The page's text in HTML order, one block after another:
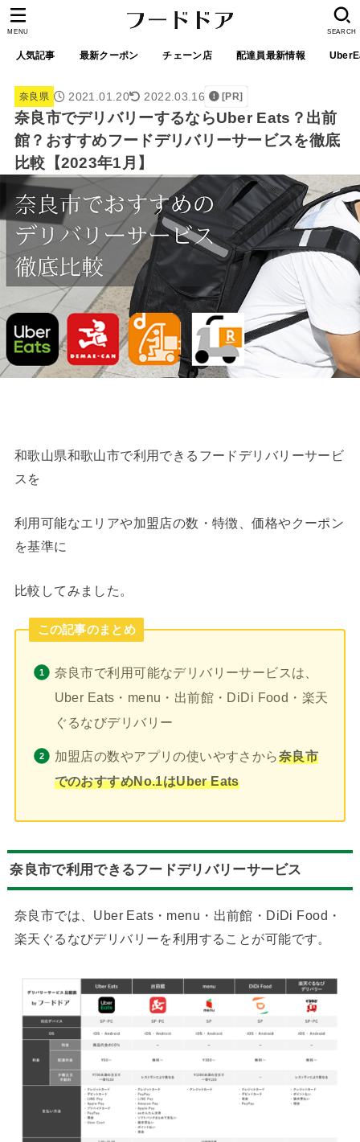
人気記事 最新クーポン チェーン店 配達員最新情報
SEARCH
MENU
奈良県 2021.01.20 2022.03.16 [PR]
奈良市でデリバリーするならUber Eats？出前
館？おすすめフードデリバリーサービスを徹底
比較【2023年1月】
和歌山県和歌山市で利用できるフードデリバリーサービ
スを
利用可能なエリアや加盟店の数・特徴、価格やクーポン
を基準に
比較してみました。
この記事のまとめ
奈良市で利用可能なデリバリーサービスは、
Uber Eats・menu・出前館・DiDi Food・楽天
ぐるなびデリバリー
加盟店の数やアプリの使いやすさから奈良市
でのおすすめNo.1はUber Eats
奈良市で利用できるフードデリバリーサービス
奈良市では、Uber Eats・menu・出前館・DiDi Food・
楽天ぐるなびデリバリーを利用することが可能です。